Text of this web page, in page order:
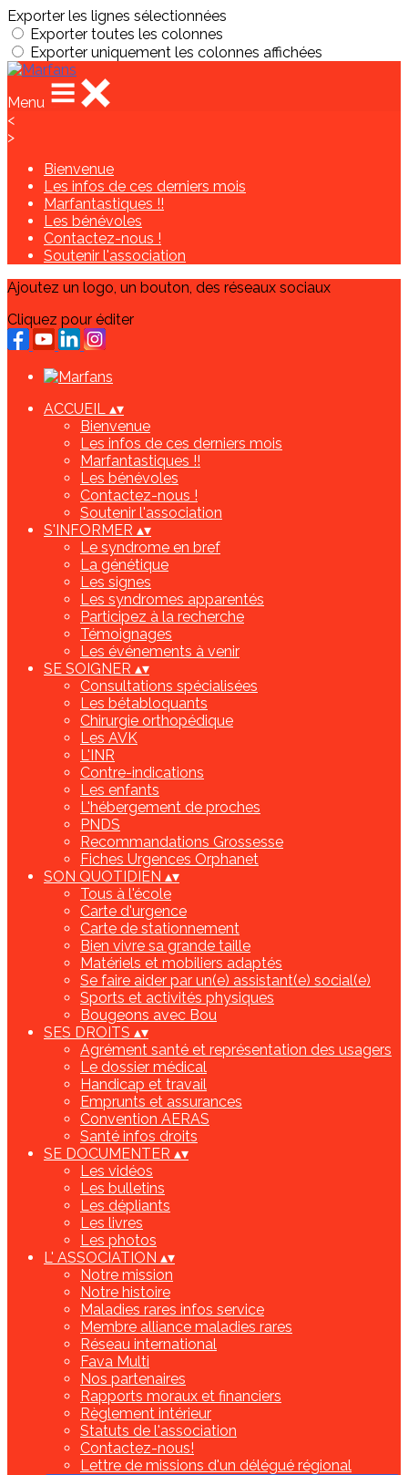
Exporter les lignes sélectionnées
Exporter toutes les colonnes
Exporter uniquement les colonnes affichées
Menu
<
>
Bienvenue
Les infos de ces derniers mois
Marfantastiques !!
Les bénévoles
Contactez-nous !
Soutenir l'association
Ajoutez un logo, un bouton, des réseaux sociaux
Cliquez pour éditer
ACCUEIL ▴▾
Bienvenue
Les infos de ces derniers mois
Marfantastiques !!
Les bénévoles
Contactez-nous !
Soutenir l'association
S'INFORMER ▴▾
Le syndrome en bref
La génétique
Les signes
Les syndromes apparentés
Participez à la recherche
Témoignages
Les événements à venir
SE SOIGNER ▴▾
Consultations spécialisées
Les bétabloquants
Chirurgie orthopédique
Les AVK
L'INR
Contre-indications
Les enfants
L'hébergement de proches
PNDS
Recommandations Grossesse
Fiches Urgences Orphanet
SON QUOTIDIEN ▴▾
Tous à l'école
Carte d'urgence
Carte de stationnement
Bien vivre sa grande taille
Matériels et mobiliers adaptés
Se faire aider par un(e) assistant(e) social(e)
Sports et activités physiques
Bougeons avec Bou
SES DROITS ▴▾
Agrément santé et représentation des usagers
Le dossier médical
Handicap et travail
Emprunts et assurances
Convention AERAS
Santé infos droits
SE DOCUMENTER ▴▾
Les vidéos
Les bulletins
Les dépliants
Les livres
Les photos
L' ASSOCIATION ▴▾
Notre mission
Notre histoire
Maladies rares infos service
Membre alliance maladies rares
Réseau international
Fava Multi
Nos partenaires
Rapports moraux et financiers
Règlement intérieur
Statuts de l'association
Contactez-nous!
Lettre de missions d'un délégué régional